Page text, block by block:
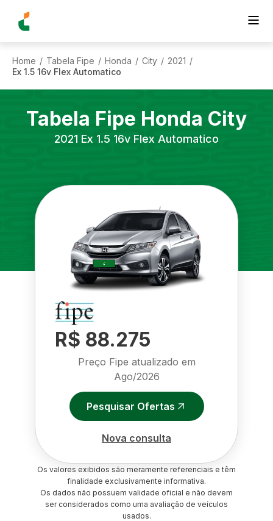
Home / Tabela Fipe / Honda / City / 2021 /
Ex 1.5 16v Flex Automatico
Tabela Fipe Honda City
2021 Ex 1.5 16v Flex Automatico
R$ 88.275
Preço Fipe atualizado em
Ago/2026
Pesquisar Ofertas
Nova consulta
Os valores exibidos são meramente referenciais e têm
finalidade exclusivamente informativa.
Os dados não possuem validade oficial e não devem
ser considerados como uma avaliação de veículos
usados.